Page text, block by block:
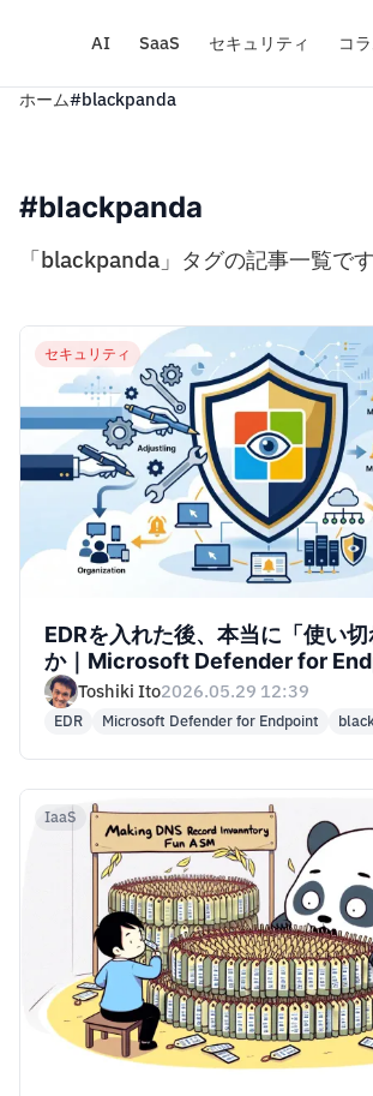
AI SaaS セキュリティ コ
ホーム#blackpanda
#blackpanda
「blackpanda」タグの記事一覧です
セキュリティ
EDRを入れた後、本当に「使い
か｜Microsoft Defender for
活かすEDR運用最適化
Toshiki Ito2026.05.29 12:39
EDR Microsoft Defender for Endpoint
IaaS